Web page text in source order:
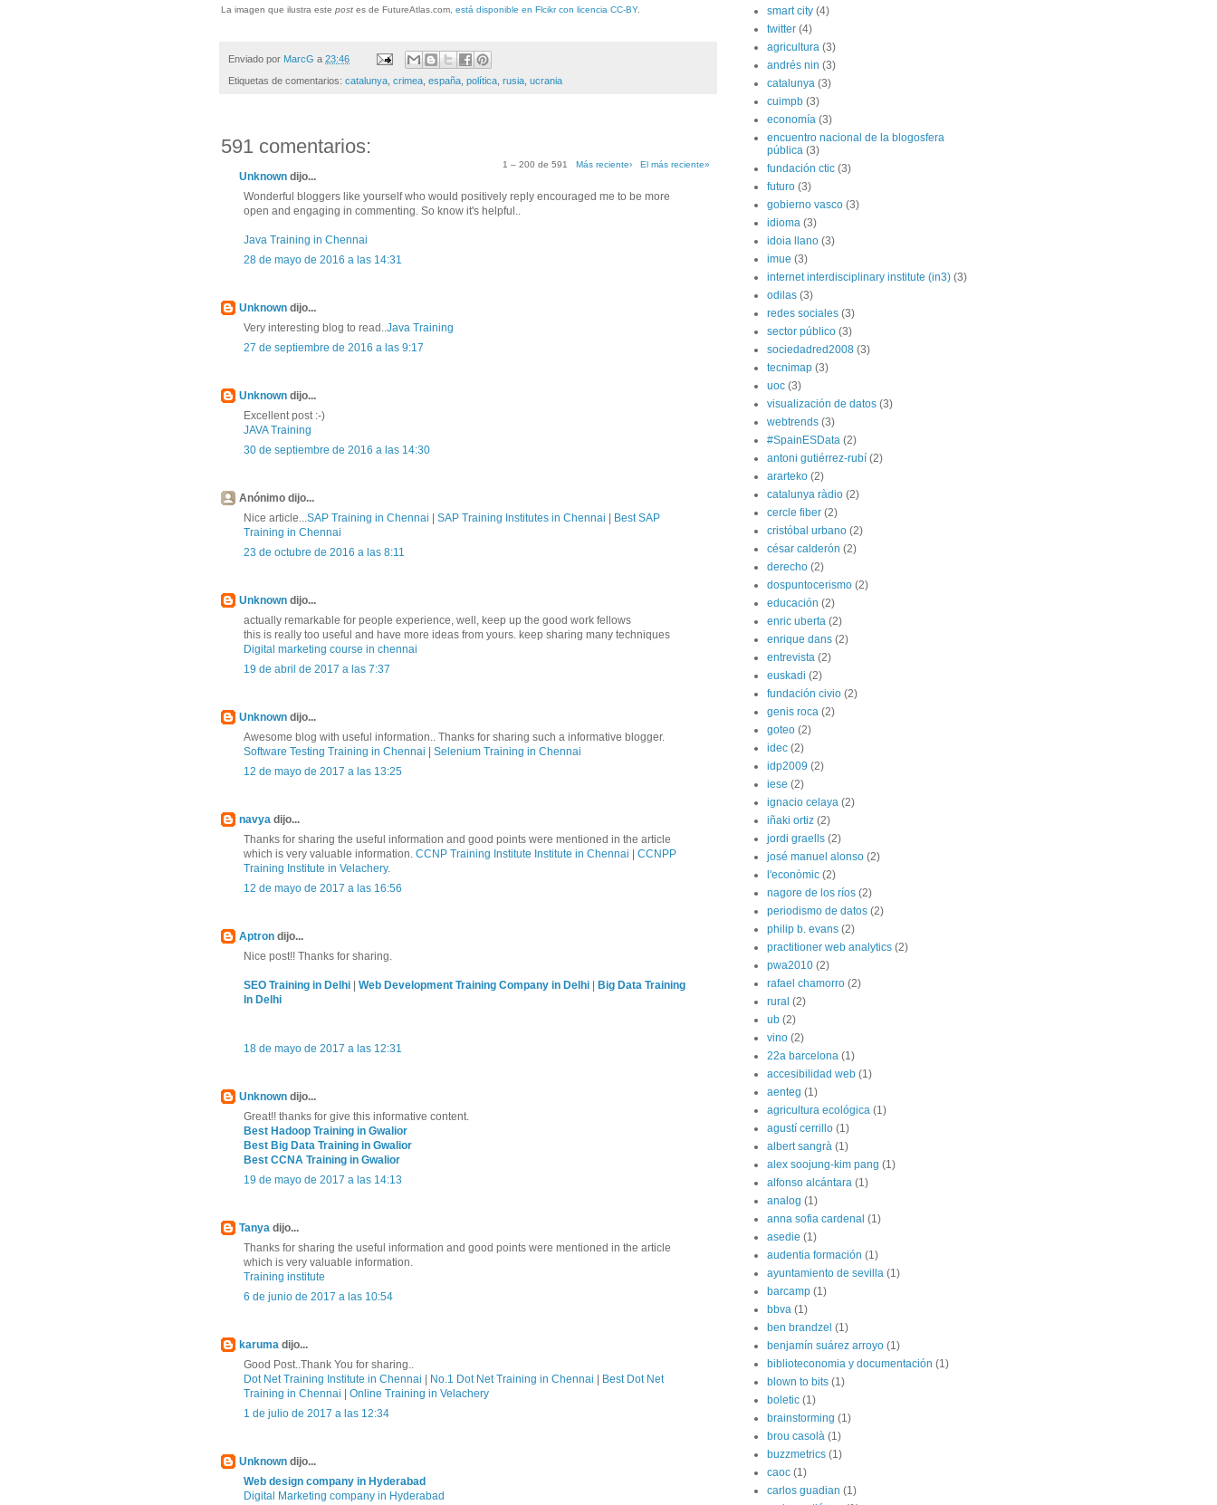
La imagen que ilustra este post es de FutureAtlas.com, está disponible en Flcikr con licencia CC-BY.
Enviado por MarcG a 23:46
Etiquetas de comentarios: catalunya crimea españa política rusia ucrania
591 comentarios:
1 – 200 de 591 Más reciente› El más reciente»
Unknown dijo...
Wonderful bloggers like yourself who would positively reply encouraged me to be more
open and engaging in commenting. So know it's helpful..
Java Training in Chennai
28 de mayo de 2016 a las 14:31
Unknown dijo...
Very interesting blog to read..Java Training
27 de septiembre de 2016 a las 9:17
Unknown dijo...
Excellent post :-)
JAVA Training
30 de septiembre de 2016 a las 14:30
Anónimo dijo...
Nice article...SAP Training in Chennai SAP Training Institutes in Chennai
Best SAP
Training in Chennai
23 de octubre de 2016 a las 8:11
Unknown dijo...
actually remarkable for people experience, well, keep up the good work fellows
this is really too useful and have more ideas from yours. keep sharing many techniques
Digital marketing course in chennai
19 de abril de 2017 a las 7:37
Unknown dijo...
Awesome blog with useful information.. Thanks for sharing such a informative blogger.
Software Testing Training in Chennai
Selenium Training in Chennai
12 de mayo de 2017 a las 13:25
navya dijo...
Thanks for sharing the useful information and good points were mentioned in the article
which is very valuable information. CCNP Training Institute Institute in Chennai
CCNPP
Training Institute in Velachery.
12 de mayo de 2017 a las 16:56
Aptron dijo...
Nice post!! Thanks for sharing.
SEO Training in Delhi Web Development Training Company in Delhi
Big Data Training
In Delhi
18 de mayo de 2017 a las 12:31
Unknown dijo...
Great!! thanks for give this informative content.
Best Hadoop Training in Gwalior
Best Big Data Training in Gwalior
Best CCNA Training in Gwalior
19 de mayo de 2017 a las 14:13
Tanya dijo...
Thanks for sharing the useful information and good points were mentioned in the article
which is very valuable information.
Training institute
6 de junio de 2017 a las 10:54
karuma dijo...
Good Post..Thank You for sharing..
Dot Net Training Institute in Chennai
No.1 Dot Net Training in Chennai
Best Dot Net
Training in Chennai
Online Training in Velachery
1 de julio de 2017 a las 12:34
Unknown dijo...
Web design company in Hyderabad
Digital Marketing company in Hyderabad
smart city (4)
twitter (4)
agricultura (3)
andrés nin (3)
catalunya (3)
cuimpb (3)
economía (3)
encuentro nacional de la blogosfera
pública (3)
fundación ctic (3)
futuro (3)
gobierno vasco (3)
idioma (3)
idoia llano (3)
imue (3)
internet interdisciplinary institute (in3) (3)
odilas (3)
redes sociales (3)
sector público (3)
sociedadred2008 (3)
tecnimap (3)
uoc (3)
visualización de datos (3)
webtrends (3)
#SpainESData (2)
antoni gutiérrez-rubí (2)
ararteko (2)
catalunya ràdio (2)
cercle fiber (2)
cristóbal urbano (2)
césar calderón (2)
derecho (2)
dospuntocerismo (2)
educación (2)
enric uberta (2)
enrique dans (2)
entrevista (2)
euskadi (2)
fundación civio (2)
genis roca (2)
goteo (2)
idec (2)
idp2009 (2)
iese (2)
ignacio celaya (2)
iñaki ortiz (2)
jordi graells (2)
josé manuel alonso (2)
l'econòmic (2)
nagore de los ríos (2)
periodismo de datos (2)
philip b. evans (2)
practitioner web analytics (2)
pwa2010 (2)
rafael chamorro (2)
rural (2)
ub (2)
vino (2)
22a barcelona (1)
accesibilidad web (1)
aenteg (1)
agricultura ecológica (1)
agustí cerrillo (1)
albert sangrà (1)
alex soojung-kim pang (1)
alfonso alcántara (1)
analog (1)
anna sofia cardenal (1)
asedie (1)
audentia formación (1)
ayuntamiento de sevilla (1)
barcamp (1)
bbva (1)
ben brandzel (1)
benjamín suárez arroyo (1)
biblioteconomia y documentación (1)
blown to bits (1)
boletic (1)
brainstorming (1)
brou casolà (1)
buzzmetrics (1)
caoc (1)
carlos guadian (1)